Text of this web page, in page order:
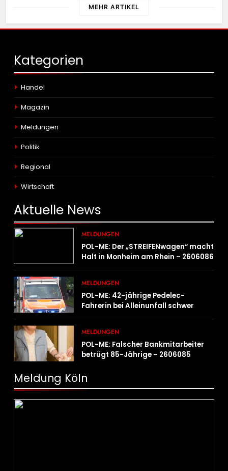
MEHR ARTIKEL
Kategorien
Handel
Magazin
Meldungen
Politik
Regional
Wirtschaft
Aktuelle News
MELDUNGEN
POL-ME: Der „STREIFENwagen“ macht
Halt in Monheim am Rhein – 2606086
MELDUNGEN
POL-ME: 42-jährige Pedelec-
Fahrerin bei Alleinunfall schwer
MELDUNGEN
POL-ME: Falscher Bankmitarbeiter
betrügt 85-Jährige – 2606085
Meldung Köln